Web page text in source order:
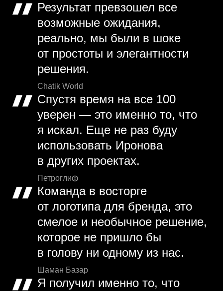
Результат превзошел все
возможные ожидания,
реально, мы были в шоке
от простоты и элегантности
решения.
Chatik World
Спустя время на все 100
уверен — это именно то, что
я искал. Еще не раз буду
использовать Иронова
в других проектах.
Петроглиф
Команда в восторге
от логотипа для бренда, это
смелое и необычное решение,
которое не пришло бы
в голову ни одному из нас.
Шаман Базар
Я получил именно то, что